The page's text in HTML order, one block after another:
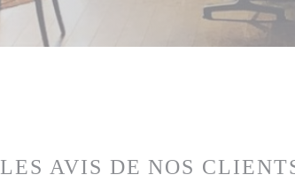
LES AVIS DE NOS